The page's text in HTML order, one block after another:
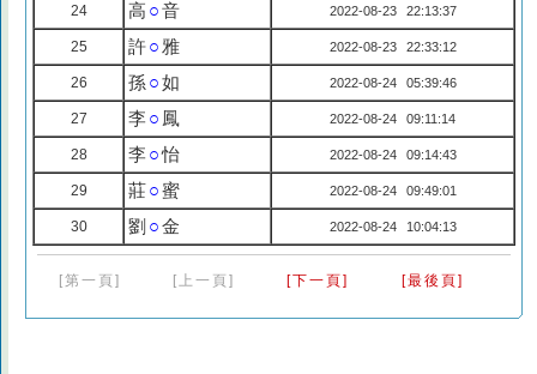
24 高 ○音 2022-08-23 22:13:37
25 許○ 雅 2022-08-23 22:33:12
26 孫○如 2022-08-24 05:39:46
27 李○ 鳳 2022-08-24 09:11:14
28 李○怡 2022-08-24 09:14:43
29 莊○蜜 2022-08-24 09:49:01
30 劉 ○金 2022-08-24 10:04:13
[第一頁] [上一頁] [下一頁] [最後頁]